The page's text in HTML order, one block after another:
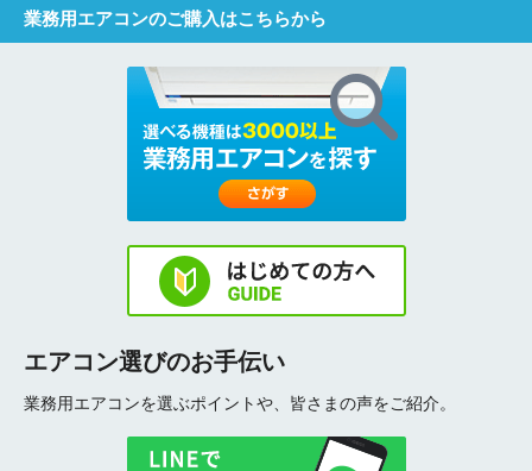
業務用エアコンのご購入はこちらから
エアコン選びのお手伝い
業務用エアコンを選ぶポイントや、皆さまの声をご紹介。